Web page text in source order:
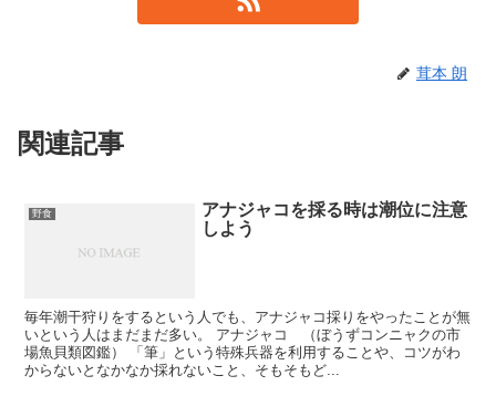
茸本 朗
関連記事
野食
アナジャコを採る時は潮位に注意
しよう
毎年潮干狩りをするという人でも、アナジャコ採りをやったことが無
いという人はまだまだ多い。 アナジャコ （ぼうずコンニャクの市
場魚貝類図鑑） 「筆」という特殊兵器を利用することや、コツがわ
からないとなかなか採れないこと、そもそもど...